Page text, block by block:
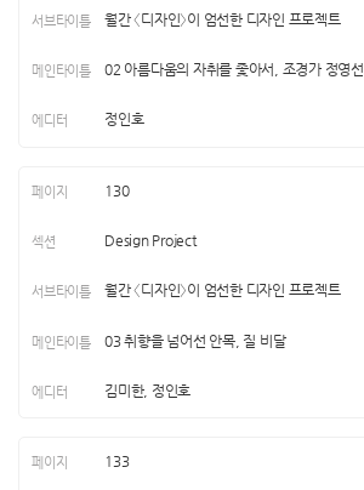
월간 〈디자인〉이 엄선한 디자인 프로젝트
02 아름다움의 자취를 좇아서, 조경가 정영선
정인호
130
Design Project
월간 〈디자인〉이 엄선한 디자인 프로젝트
03 취향을 넘어선 안목, 질 비달
김미한, 정인호
133